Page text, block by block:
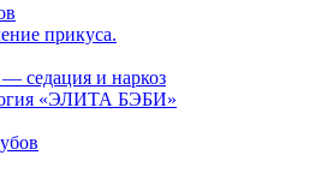
прикуса.
седация и наркоз
«ЭЛИТА БЭБИ»